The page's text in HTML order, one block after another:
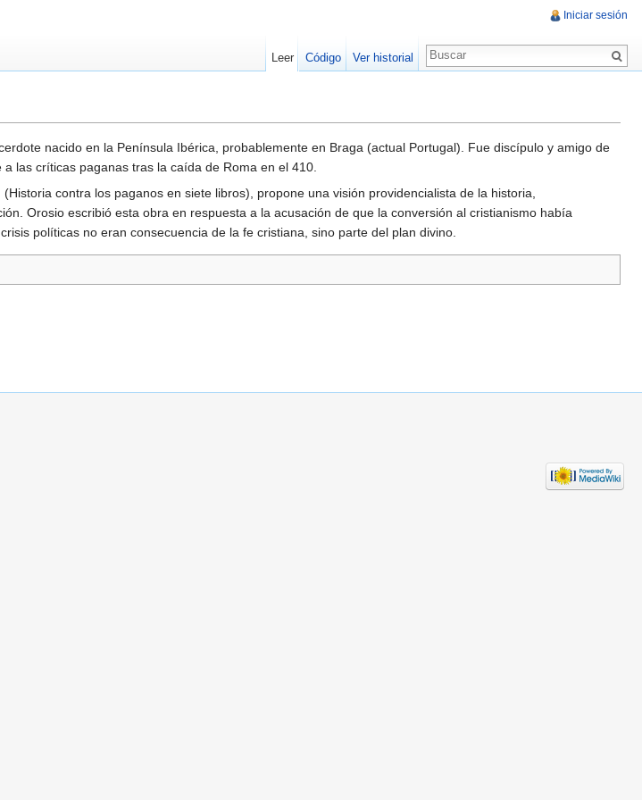
nacido en la Península Ibérica, probablemente en Braga (actual Portugal). Fue discípulo y amigo de
las críticas paganas tras la caída de Roma en el 410.
contra los paganos en siete libros), propone una visión providencialista de la historia,
Orosio escribió esta obra en respuesta a la acusación de que la conversión al cristianismo había
políticas no eran consecuencia de la fe cristiana, sino parte del plan divino.
Iniciar sesión
Leer Código Ver historial